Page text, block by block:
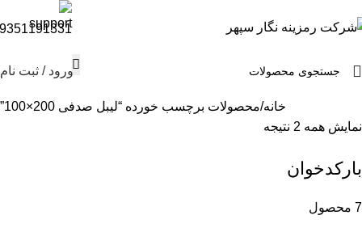
ورود / ثبت نام
خانه محصولات برچسب خورده “لیبل صدفی 200×100”
نمایش همه 2 نتیجه
بارکدخوان
7 محصول